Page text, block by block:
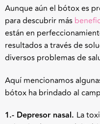
Aunque aún el bótox es
para descubrir más
están en
resultados a través de
diversos problemas de
Aquí mencionamos
bótox ha brindado al
1.- Depresor nasal. La